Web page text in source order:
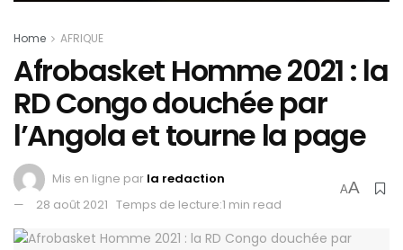
Home AFRIQUE
Afrobasket Homme 2021 : la
RD Congo douchée par
l’Angola et tourne la page
Mis en ligne par la redaction
28 août 2021 Temps de lecture:1 min read
AA